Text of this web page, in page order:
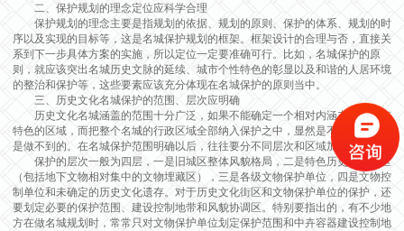
二、保护规划的理念定位应科学合理
保护规划的理念主要是指规划的依据、规划的原则、保护的体系、规划的时
序以及实现的目标等，这是名城保护规划的框架。框架设计的合理与否，直接关
系到下一步具体方案的实施，所以定位一定要准确可行。比如，名城保护的原
则，就应该突出名城历史文脉的延续、城市个性特色的彰显以及和谐的人居环境
的整治和保护等，这些要素应该充分体现在名城保护的原则当中。
三、历史文化名城保护的范围、层次应明确
历史文化名城涵盖的范围十分广泛，如果不能确定一个相对内涵丰富而富有
特色的区域，而把整个名城的行政区域全部纳入保护之中，显然是不科学的，也
是做不到的。在名城保护范围明确以后，往往要分不同层次和区域加以保护。
保护的层次一般为四层，一是旧城区整体风貌格局，二是特色历史文化街区
（包括地下文物相对集中的文物埋藏区），三是各级文物保护单位，四是文物控
制单位和未确定的历史文化遗存。对于历史文化街区和文物保护单位的保护，还
要划定必要的保护范围、建设控制地带和风貌协调区。特别要指出的，有不少地
方在做名城规划时，常常只对文物保护单位划定保护范围和中卉容器建设控制地